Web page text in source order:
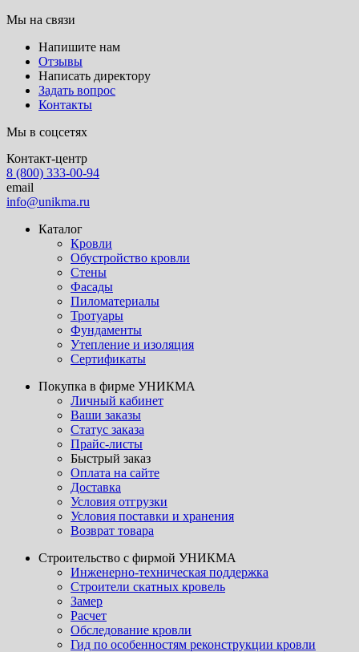
Мы на связи
Напишите нам
Отзывы
Написать директору
Задать вопрос
Контакты
Мы в соцсетях
Контакт-центр
8 (800) 333-00-94
email
info@unikma.ru
Каталог
Кровли
Обустройство кровли
Стены
Фасады
Пиломатериалы
Тротуары
Фундаменты
Утепление и изоляция
Сертификаты
Покупка в фирме УНИКМА
Личный кабинет
Ваши заказы
Статус заказа
Прайс-листы
Быстрый заказ
Оплата на сайте
Доставка
Условия отгрузки
Условия поставки и хранения
Возврат товара
Строительство с фирмой УНИКМА
Инженерно-техническая поддержка
Строители скатных кровель
Замер
Расчет
Обследование кровли
Гид по особенностям реконструкции кровли